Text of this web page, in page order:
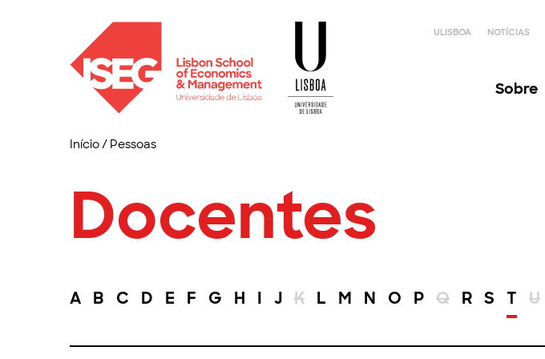
ULISBOA NOTÍCIAS
Sobre
Início/ Pessoas
Docentes
A B C D E F G H I J K L M N O P Q R S T U